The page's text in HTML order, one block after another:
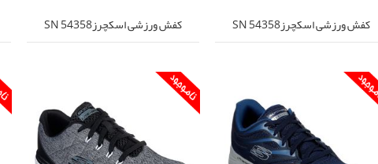
کفش ورزشی اسکچرزSN 54358 کفش ورزشی اسکچرزSN 54358